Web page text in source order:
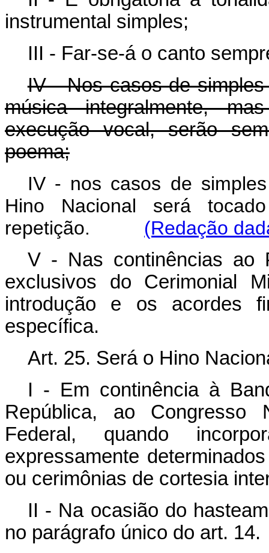
instrumental simples;
III - Far-se-á o canto
IV - Nos casos de
música integralmente,
execução vocal, serão
poema;
IV - nos casos de
Hino Nacional será
repetição. (Redação
V - Nas continências ao
exclusivos do Cerimonial
introdução e os acordes
específica.
Art. 25. Será o Hino
I - Em continência à
República, ao Congresso
Federal, quando
expressamente
ou cerimônias de cortesia
II - Na ocasião do
no parágrafo único do art. 14.